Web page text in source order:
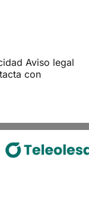
Aviso legal
con